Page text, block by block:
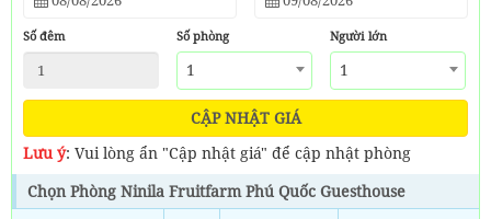
Số đêm Số phòng
1
Người lớn
1
CẬP NHẬT GIÁ
Lưu ý: Vui lòng ẩn "Cập nhật giá" để cập nhật phòng
Chọn Phòng Ninila Fruitfarm Phú Quốc Guesthouse